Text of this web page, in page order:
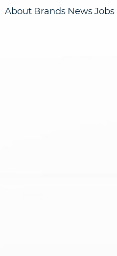
About Brands News Jobs